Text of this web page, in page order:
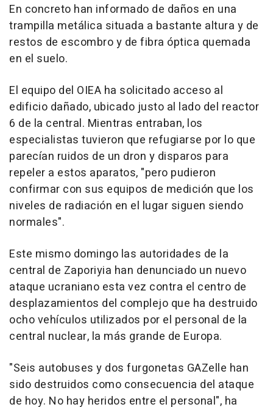
En concreto han informado de daños en una
trampilla metálica situada a bastante altura y de
restos de escombro y de fibra óptica quemada
en el suelo.
El equipo del OIEA ha solicitado acceso al
edificio dañado, ubicado justo al lado del reactor
6 de la central. Mientras entraban, los
especialistas tuvieron que refugiarse por lo que
parecían ruidos de un dron y disparos para
repeler a estos aparatos, "pero pudieron
confirmar con sus equipos de medición que los
niveles de radiación en el lugar siguen siendo
normales".
Este mismo domingo las autoridades de la
central de Zaporiyia han denunciado un nuevo
ataque ucraniano esta vez contra el centro de
desplazamientos del complejo que ha destruido
ocho vehículos utilizados por el personal de la
central nuclear, la más grande de Europa.
"Seis autobuses y dos furgonetas GAZelle han
sido destruidos como consecuencia del ataque
de hoy. No hay heridos entre el personal", ha